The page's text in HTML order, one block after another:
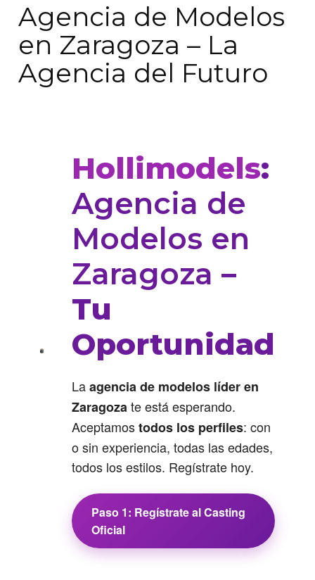
Agencia de Modelos
en Zaragoza – La
Agencia del Futuro
Hollimodels:
Agencia de
Modelos en
Zaragoza –
Tu
Oportunidad
Laagencia de modelos líder en
Zaragozate está esperando.
Aceptamostodos los perfiles: con
o sin experiencia, todas las edades,
todos los estilos. Regístrate hoy.
Paso 1: Regístrate al Casting
Oficial